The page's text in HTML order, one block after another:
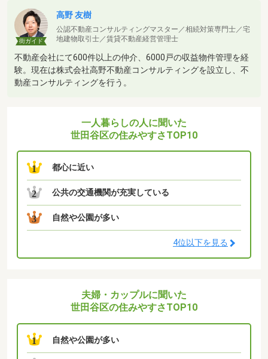
街ガイド
高野 友樹
公認不動産コンサルティングマスター／相続対策専門士／宅
地建物取引士／賃貸不動産経営管理士
不動産会社にて600件以上の仲介、6000戸の収益物件管理を経
験。現在は株式会社高野不動産コンサルティングを設立し、不
動産コンサルティングを行う。
一人暮らしの人に聞いた
世田谷区の住みやすさTOP10
1 都心に近い
2 公共の交通機関が充実している
3 自然や公園が多い
4位以下を見る
夫婦・カップルに聞いた
世田谷区の住みやすさTOP10
1 自然や公園が多い